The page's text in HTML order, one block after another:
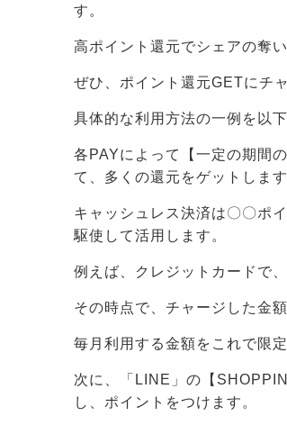
す。
高ポイント還元でシェアの奪
ぜひ、ポイント還元GETにチ
具体的な利用方法の一例を以
各PAYによって【一定の期間
て、多くの還元をゲットします
キャッシュレス決済は〇〇ポ
駆使して活用します。
例えば、クレジットカードで
その時点で、チャージした金
毎月利用する金額をこれで限
次に、「LINE」の【
し、ポイントをつけます。